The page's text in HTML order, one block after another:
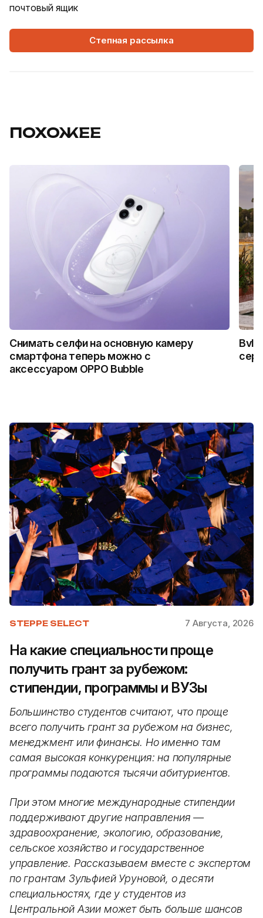
почтовый ящик
Степная рассылка
ПОХОЖЕЕ
Снимать селфи на основную камеру
смартфона теперь можно с
аксессуаром OPPO Bubble
STEPPE SELECT 7 Августа, 2026
На какие специальности проще
получить грант за рубежом:
стипендии, программы и ВУЗы
Большинство студентов считают, что проще
всего получить грант за рубежом на бизнес,
менеджмент или финансы. Но именно там
самая высокая конкуренция: на популярные
программы подаются тысячи абитуриентов.
При этом многие международные стипендии
поддерживают другие направления —
здравоохранение, экологию, образование,
сельское хозяйство и государственное
управление. Рассказываем вместе с экспертом
по грантам Зульфией Уруновой, о десяти
специальностях, где у студентов из
Центральной Азии может быть больше шансов